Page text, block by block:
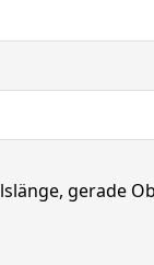
gerade